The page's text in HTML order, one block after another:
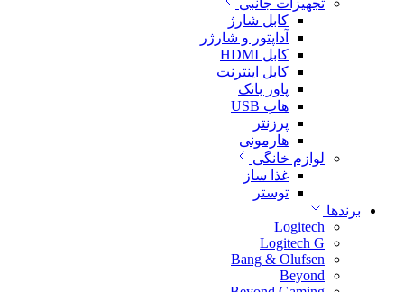
تجهیزات جانبی
کابل شارژ
آداپتور و شارژر
کابل HDMI
کابل اینترنت
پاور بانک
هاب USB
پرزنتر
هارمونی
لوازم خانگی
غذا ساز
توستر
برندها
Logitech
Logitech G
Bang & Olufsen
Beyond